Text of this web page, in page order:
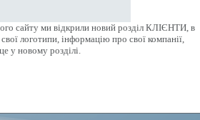
сайту ми відкрили новий розділ КЛІЄНТИ, в
логотипи, інформацію про свої компанії,
у новому розділі.